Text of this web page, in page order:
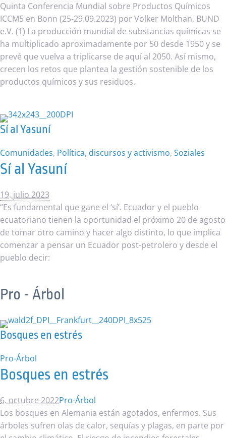
Quinta Conferencia Mundial sobre Productos Químicos
ICCM5 en Bonn (25-29.09.2023) por Volker Molthan, BUND
e.V. (1) La producción mundial de substancias químicas se
ha multiplicado aproximadamente por 50 desde 1950 y se
prevé que vuelva a triplicarse de aquí al 2050. Así mismo,
crecen los retos que plantea la gestión sostenible de los
productos químicos y sus residuos.
Sí al Yasuní
Comunidades, Política, discursos y activismo, Soziales
Sí al Yasuní
19. julio 2023
“Es fundamental que gane el ‘sí’. Ecuador y el pueblo
ecuatoriano tienen la oportunidad el próximo 20 de agosto
de tomar otro camino y hacer algo distinto, lo que implica
comenzar a pensar un Ecuador post-petrolero y desde el
pueblo decir:
Pro - Árbol
Bosques en estrés
Pro-Árbol
Bosques en estrés
6. octubre 2022Pro-Árbol
Los bosques en Alemania están agotados, enfermos. Sus
árboles sufren olas de calor, sequías y plagas, en parte por